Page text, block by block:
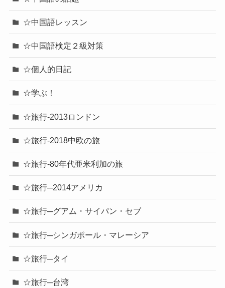
☆中国語レッスン
☆中国語検定２級対策
☆個人的日記
☆学ぶ！
☆旅行-2013ロンドン
☆旅行-2018中欧の旅
☆旅行-80年代亜米利加の旅
☆旅行─2014アメリカ
☆旅行─グアム・サイパン・セブ
☆旅行─シンガポール・マレーシア
☆旅行─タイ
☆旅行─台湾